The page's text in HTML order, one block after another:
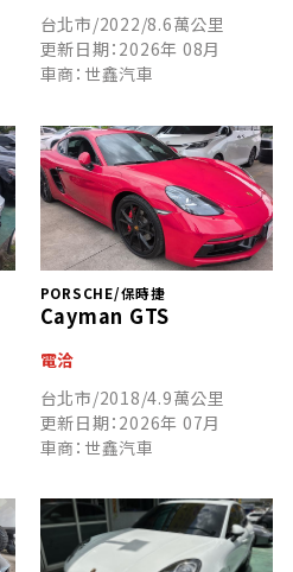
台北市/2022/8.6萬公里
更新日期：2026年 08月
車商：世鑫汽車
PORSCHE/保時捷
Cayman GTS
電洽
台北市/2018/4.9萬公里
更新日期：2026年 07月
車商：世鑫汽車